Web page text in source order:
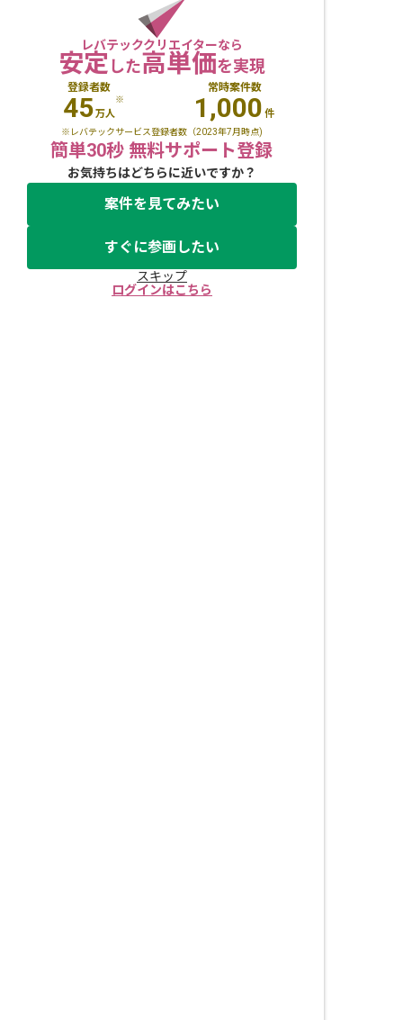
レバテッククリエイターなら
安定した高単価を実現
登録者数
45万人
※
常時案件数
1,000 件
※レバテックサービス登録者数（2023年7月時点)
簡単30秒 無料サポート登録
お気持ちはどちらに近いですか？
案件を見てみたい
すぐに参画したい
スキップ
ログインはこちら